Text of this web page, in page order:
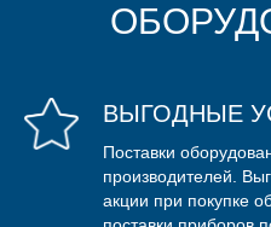
ВЫГОДНЫЕ
Поставки
производителей.
акции при покупке